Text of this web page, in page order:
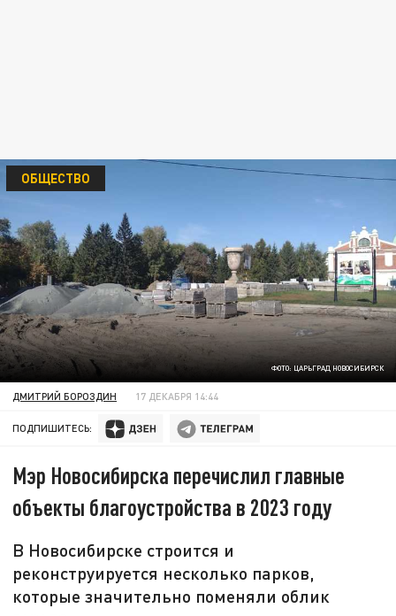
ФОТО: ЦАРЬГРАД НОВОСИБИРСК
ОБЩЕСТВО
ДМИТРИЙ БОРОЗДИН 17 ДЕКАБРЯ 14:44
ПОДПИШИТЕСЬ:
Мэр Новосибирска перечислил главные
объекты благоустройства в 2023 году
В Новосибирске строится и
реконструируется несколько парков,
которые значительно поменяли облик